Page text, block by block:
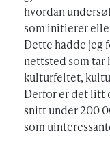
hvordan
som initierer
Dette hadde jeg
nettsted som tar
kulturfeltet,
Derfor er det litt
snitt under 200
som